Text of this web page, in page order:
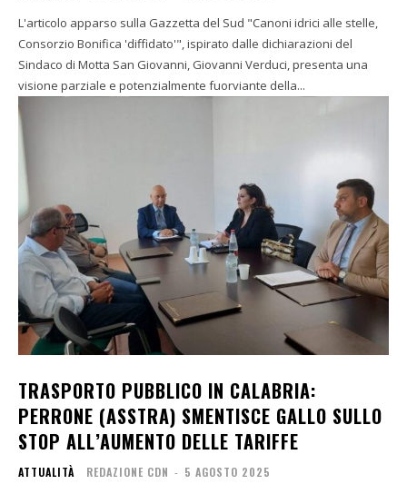
L'articolo apparso sulla Gazzetta del Sud "Canoni idrici alle stelle,
Consorzio Bonifica 'diffidato'", ispirato dalle dichiarazioni del
Sindaco di Motta San Giovanni, Giovanni Verduci, presenta una
visione parziale e potenzialmente fuorviante della...
TRASPORTO PUBBLICO IN CALABRIA:
PERRONE (ASSTRA) SMENTISCE GALLO SULLO
STOP ALL’AUMENTO DELLE TARIFFE
ATTUALITÀ REDAZIONE CDN - 5 AGOSTO 2025